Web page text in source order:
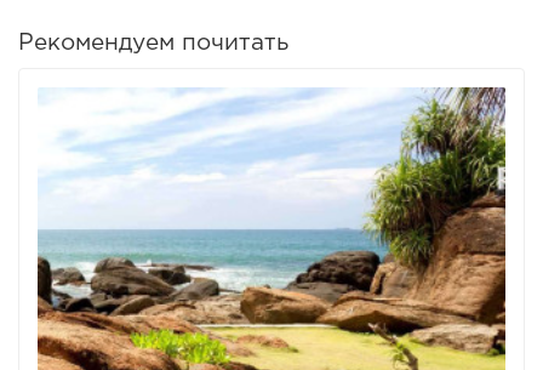
Рекомендуем почитать